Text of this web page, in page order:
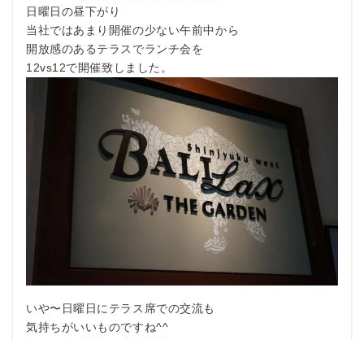
日曜日の昼下がり
当社ではあまり開催の少ない午前中から
開放感のあるテラスでランチ会を
12vs12で開催致しました。
いや〜日曜日にテラス席での交流も
気持ちがいいものですね^^